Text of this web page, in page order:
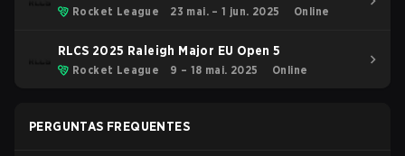
Rocket League 23 mai. – 1 jun. 2025 Online
RLCS 2025 Raleigh Major EU Open 5
Rocket League 9 – 18 mai. 2025 Online
PERGUNTAS FREQUENTES